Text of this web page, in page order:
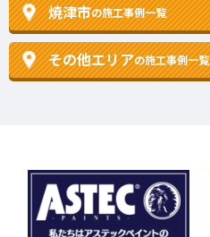
焼津市の施工事例一覧
その他エリアの施工事例一覧